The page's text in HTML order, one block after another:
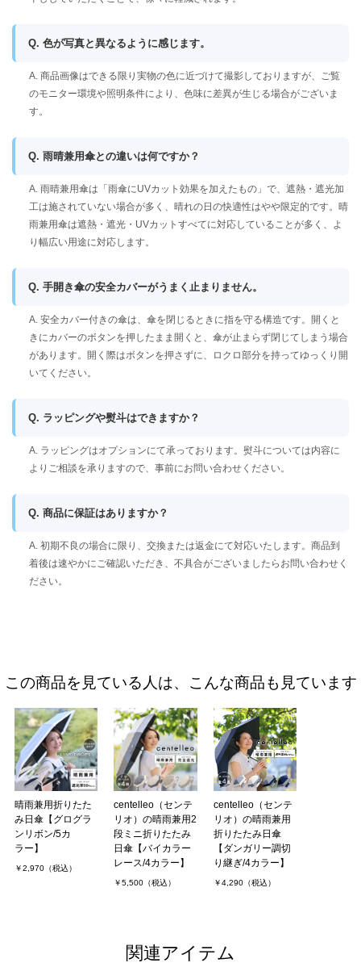
Q. 色が写真と異なるように感じます。
A. 商品画像はできる限り実物の色に近づけて撮影しておりますが、ご覧
のモニター環境や照明条件により、色味に差異が生じる場合がございま
す。
Q. 雨晴兼用傘との違いは何ですか？
A. 雨晴兼用傘は「雨傘にUVカット効果を加えたもの」で、遮熱・遮光加
工は施されていない場合が多く、晴れの日の快適性はやや限定的です。晴
雨兼用傘は遮熱・遮光・UVカットすべてに対応していることが多く、よ
り幅広い用途に対応します。
Q. 手開き傘の安全カバーがうまく止まりません。
A. 安全カバー付きの傘は、傘を閉じるときに指を守る構造です。開くと
きにカバーのボタンを押したまま開くと、傘が止まらず閉じてしまう場合
があります。開く際はボタンを押さずに、ロクロ部分を持ってゆっくり開
いてください。
Q. ラッピングや熨斗はできますか？
A. ラッピングはオプションにて承っております。熨斗については内容に
よりご相談を承りますので、事前にお問い合わせください。
Q. 商品に保証はありますか？
A. 初期不良の場合に限り、交換または返金にて対応いたします。商品到
着後は速やかにご確認いただき、不具合がございましたらお問い合わせく
ださい。
この商品を見ている人は、こんな商品も見ています
晴雨兼用折りたた
み日傘【グログラ
ンリボン/5カ
ラー】
￥2,970（税込）
centelleo（センテ
リオ）の晴雨兼用2
段ミニ折りたたみ
日傘【バイカラー
レース/4カラー】
￥5,500（税込）
centelleo（センテ
リオ）の晴雨兼用
折りたたみ日傘
【ダンガリー調切
り継ぎ/4カラー】
￥4,290（税込）
関連アイテム